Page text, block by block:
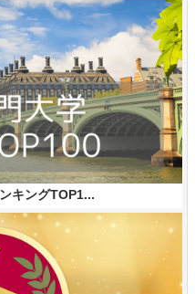
キングTOP1...